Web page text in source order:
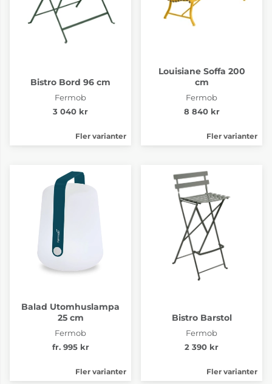
Bistro Bord 96 cm
Fermob
3 040 kr
Fler varianter
Louisiane Soffa 200
cm
Fermob
8 840 kr
Fler varianter
Balad Utomhuslampa
25 cm
Fermob
fr. 995 kr
Fler varianter
Bistro Barstol
Fermob
2 390 kr
Fler varianter